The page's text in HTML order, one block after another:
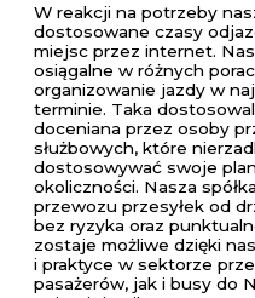
W reakcji na potrzeby
dostosowane czasy
miejsc przez internet.
osiągalne w różnych
organizowanie jazdy w
terminie. Taka
doceniana przez osoby
służbowych, które
dostosowywać swoje
okoliczności. Nasza
przewozu przesyłek od
bez ryzyka oraz
zostaje możliwe dzięki
i praktyce w sektorze
pasażerów, jak i busy do